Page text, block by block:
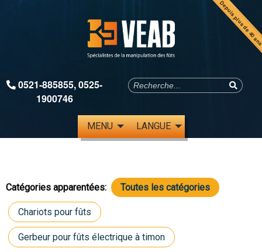
Depuis plus de
0521-885855,0525-
1900746
MENU LANGUE
Catégories apparentées: Toutes les catégories
Chariots pour fûts
Gerbeur pour fûts électrique à timon